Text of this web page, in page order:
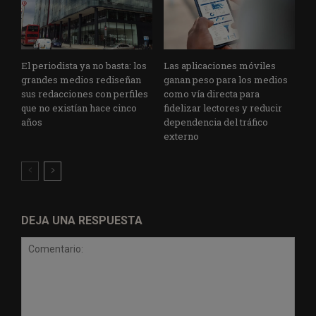
El periodista ya no basta: los
grandes medios rediseñan
sus redacciones con perfiles
que no existían hace cinco
años
Las aplicaciones móviles
ganan peso para los medios
como vía directa para
fidelizar lectores y reducir
dependencia del tráfico
externo
DEJA UNA RESPUESTA